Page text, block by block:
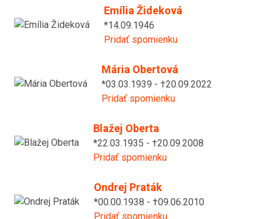
Emília Žideková
*14.09.1946
Pridať spomienku
Mária Obertová
*03.03.1939 - †20.09.2022
Pridať spomienku
Blažej Oberta
*22.03.1935 - †20.09.2008
Pridať spomienku
Ondrej Praták
*00.00.1938 - †09.06.2010
Pridať spomienku